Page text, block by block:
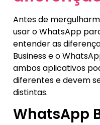
Antes de
usar o WhatsApp
entender as
Business e o
ambos aplicativos
diferentes e devem
distintas.
WhatsApp